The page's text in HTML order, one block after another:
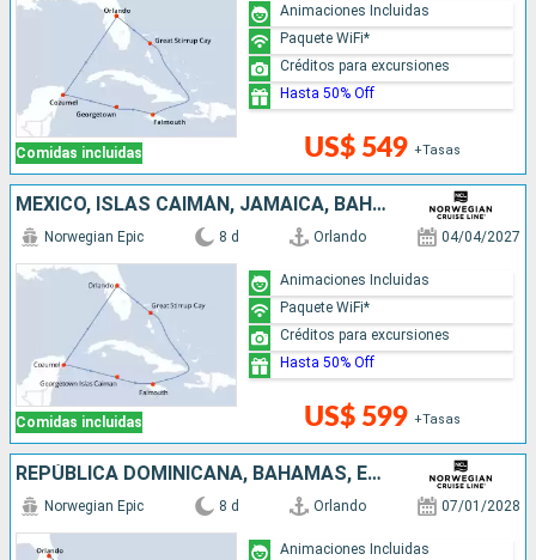
Comidas incluidas US$ 549 +Tasas
Animaciones Incluidas
Paquete WiFi*
Créditos para excursiones
Hasta 50% Off
MÉXICO, ISLAS CAIMÁN, JAMAICA, BAHAMAS, ESTADOS UNIDOS
Comidas incluidas
Norwegian Epic 8 d Orlando 04/04/2027
US$ 599 +Tasas
Animaciones Incluidas
Paquete WiFi*
Créditos para excursiones
Hasta 50% Off
REPÚBLICA DOMINICANA, BAHAMAS, ESTADOS UNIDOS
Norwegian Epic 8 d Orlando 07/01/2028
Animaciones Incluidas